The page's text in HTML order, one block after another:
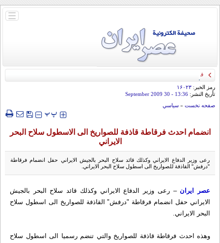
باز
قائد الحرس الثوري: إيران ستدمر أمريكا وإسرائيل والسعودية إذا تجاوزت خطوط طهران
الحمراء
رمز الخبر: ۱۶۰۲۳
تأريخ النشر: 13:36
- 30 September 2009
صفحه نخست » سياسي
‍‍‍ پپ
انضمام احدث فرقاطة قاذفة للصواريخ الى الاسطول سلاح البحر
الايراني
رعى وزير الدفاع الايراني وكذلك قائد سلاح البحر بالجيش الايراني حفل انضمام فرقاطة
"درفش" القاذفة للصواريخ الى اسطول سلاح البحر الايراني.
عصر ايران– رعى وزير الدفاع الايراني وكذلك قائد سلاح البحر بالجيش
الايراني حفل انضمام فرقاطة "درفش" القاذفة للصواريخ الى اسطول سلاح
البحر الايراني.
وهذه احدث فرقاطة قاذفة للصواريخ والتي تنضم رسميا الى اسطول سلاح